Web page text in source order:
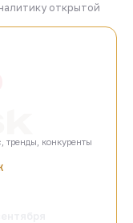
открытой
тренды, конкуренты